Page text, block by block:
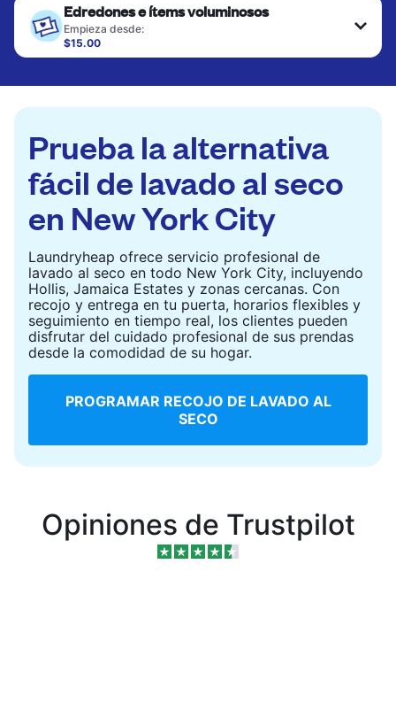
Edredones e ítems voluminosos
Empieza desde:
$15.00
Los artículos grandes como edredones, mantas y
completamente. Diseñado para refrescar piezas
más pesadas que no caben en una lavadora
CONSULTAR PRECIOS
Prueba la alternativa
fácil de lavado al seco
en New York City
Laundryheap ofrece servicio profesional de
lavado al seco en todo New York City, incluyendo
Hollis, Jamaica Estates y zonas cercanas. Con
recojo y entrega en tu puerta, horarios flexibles y
seguimiento en tiempo real, los clientes pueden
disfrutar del cuidado profesional de sus prendas
desde la comodidad de su hogar.
PROGRAMAR RECOJO DE LAVADO AL
SECO
Opiniones de Trustpilot